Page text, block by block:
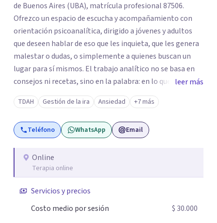
de Buenos Aires (UBA), matrícula profesional 87506.
Ofrezco un espacio de escucha y acompañamiento con
orientación psicoanalítica, dirigido a jóvenes y adultos
que deseen hablar de eso que les inquieta, que les genera
malestar o dudas, o simplemente a quienes buscan un
lugar para sí mismos. El trabajo analítico no se basa en
consejos ni recetas, sino en la palabra: en lo que cada
quien puede decir de su historia, de su deseo, de su
malestar... En el encuentro con un analista se abre la
posibilidad de pensar de otro modo eso que hasta ahora
parecía sin salida.
leer más
TDAH Gestión de la ira Ansiedad +7 más
Teléfono WhatsApp Email
Online
Terapia online
Servicios y precios
Costo medio por sesión
$ 30.000